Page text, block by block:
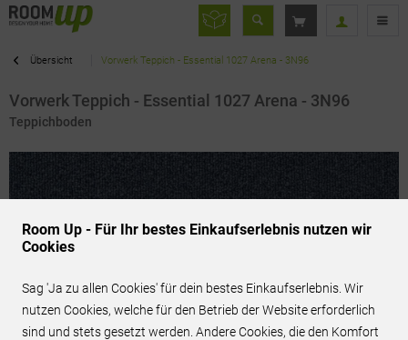
Übersicht Vorwerk Teppich - Essential 1027 Arena - 3N96
Vorwerk Teppich - Essential 1027 Arena - 3N96
Teppichboden
Room Up - Für Ihr bestes Einkaufserlebnis nutzen wir
Cookies
Sag 'Ja zu allen Cookies' für dein bestes Einkaufserlebnis. Wir
nutzen Cookies, welche für den Betrieb der Website erforderlich
sind und stets gesetzt werden. Andere Cookies, die den Komfort